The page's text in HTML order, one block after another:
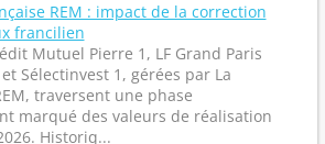
REM : impact de la correction
francilien
Mutuel Pierre 1, LF Grand Paris
Sélectinvest 1, gérées par La
traversent une phase
marqué des valeurs de réalisation
Historiq...